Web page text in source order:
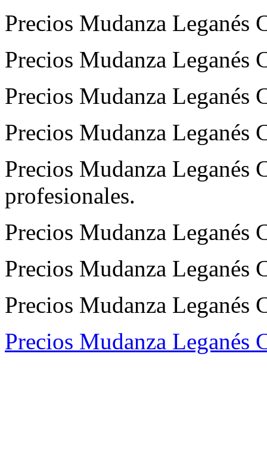
Precios Mudanza Leganés
Precios Mudanza Leganés
Precios Mudanza Leganés
Precios Mudanza Leganés
Precios Mudanza Leganés
profesionales.
Precios Mudanza Leganés
Precios Mudanza Leganés
Precios Mudanza
Precios Mudanza Leganés